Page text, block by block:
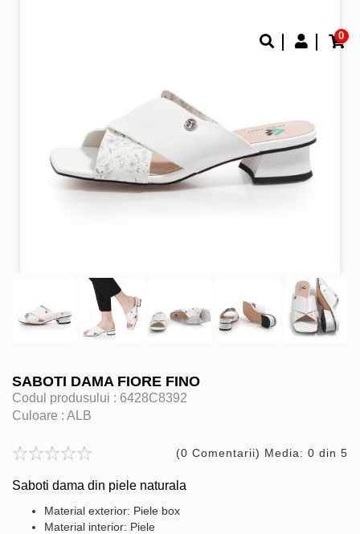
0
SABOTI DAMA FIORE FINO
Codul produsului : 6428C8392
Culoare : ALB
(0 Comentarii) Media: 0 din 5
Saboti dama din piele naturala
Material exterior: Piele box
Material interior: Piele